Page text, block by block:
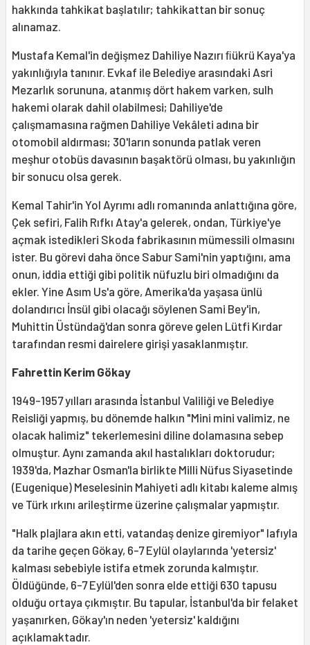
hakkında tahkikat başlatılır; tahkikattan bir sonuç
alınamaz.
Mustafa Kemal'in değişmez Dahiliye Nazırı ﬁükrü Kaya'ya
yakınlığıyla tanınır. Evkaf ile Belediye arasındaki Asri
Mezarlık sorununa, atanmış dört hakem varken, sulh
hakemi olarak dahil olabilmesi; Dahiliye'de
çalışmamasına rağmen Dahiliye Vekâleti adına bir
otomobil aldırması; 30'ların sonunda patlak veren
meşhur otobüs davasının başaktörü olması, bu yakınlığın
bir sonucu olsa gerek.
Kemal Tahir'in Yol Ayrımı adlı romanında anlattığına göre,
Çek sefiri, Falih Rıfkı Atay'a gelerek, ondan, Türkiye'ye
açmak istedikleri Skoda fabrikasının mümessili olmasını
ister. Bu görevi daha önce Sabur Sami'nin yaptığını, ama
onun, iddia ettiği gibi politik nüfuzlu biri olmadığını da
ekler. Yine Asım Us'a göre, Amerika'da yaşasa ünlü
dolandırıcı İnsül gibi olacağı söylenen Sami Bey'in,
Muhittin Üstündağ'dan sonra göreve gelen Lütfi Kırdar
tarafından resmi dairelere girişi yasaklanmıştır.
Fahrettin Kerim Gökay
1949-1957 yılları arasında İstanbul Valiliği ve Belediye
Reisliği yapmış, bu dönemde halkın "Mini mini valimiz, ne
olacak halimiz" tekerlemesini diline dolamasına sebep
olmuştur. Aynı zamanda akıl hastalıkları doktorudur;
1939'da, Mazhar Osman'la birlikte Milli Nüfus Siyasetinde
(Eugenique) Meselesinin Mahiyeti adlı kitabı kaleme almış
ve Türk ırkını arileştirme üzerine çalışmalar yapmıştır.
"Halk plajlara akın etti, vatandaş denize giremiyor" lafıyla
da tarihe geçen Gökay, 6-7 Eylül olaylarında 'yetersiz'
kalması sebebiyle istifa etmek zorunda kalmıştır.
Öldüğünde, 6-7 Eylül'den sonra elde ettiği 630 tapusu
olduğu ortaya çıkmıştır. Bu tapular, İstanbul'da bir felaket
yaşanırken, Gökay'ın neden 'yetersiz' kaldığını
açıklamaktadır.